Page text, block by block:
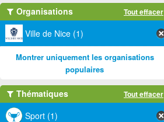
Organisations Tout effacer
Ville de Nice (1)
Montrer uniquement les organisations
populaires
Thématiques Tout effacer
Sport (1)